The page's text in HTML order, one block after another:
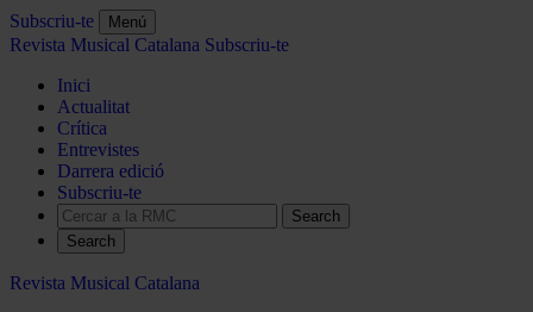
Subscriu-te Menú
Revista Musical Catalana Subscriu-te
Inici
Actualitat
Crítica
Entrevistes
Darrera edició
Subscriu-te
Search
Revista Musical Catalana